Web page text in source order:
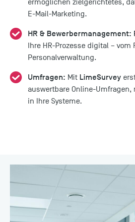
ermöglichen zielgerichtetes,
E-Mail-Marketing.
HR & Bewerbermanagement:
Ihre HR-Prozesse digital –
Personalverwaltung.
Umfragen: Mit LimeSurvey
auswertbare Online-
in Ihre Systeme.